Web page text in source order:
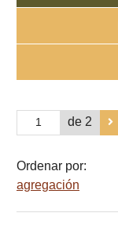
de 2
Ordenar por:
agregación